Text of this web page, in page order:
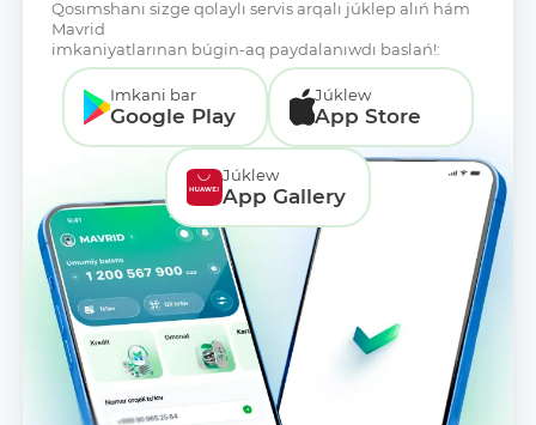
Qosımshanı sizge qolaylı servis arqalı júklep alıń hám
Mavrid
imkaniyatlarınan búgin-aq paydalanıwdı baslań!:
Imkani bar
Google Play
Júklew
App Store
Júklew
App Gallery